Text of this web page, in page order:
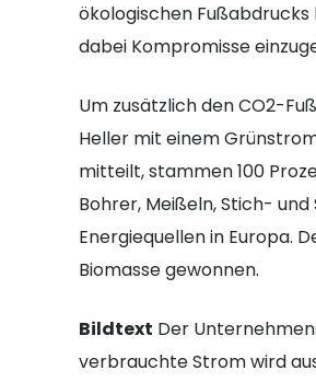
ökologischen
dabei Kompromisse
Um zusätzlich den CO2-
Heller mit einem
mitteilt, stammen 100
Bohrer, Meißeln, Stich-
Energiequellen in Europa.
Biomasse gewonnen.
Bildtext Der
verbrauchte Strom wird